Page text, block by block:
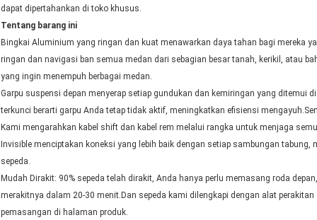
dapat dipertahankan di toko khusus.
Tentang barang ini
Bingkai Aluminium yang ringan dan kuat menawarkan daya tahan bagi mereka
ringan dan navigasi ban semua medan dari sebagian besar tanah, kerikil, atau
yang ingin menempuh berbagai medan.
Garpu suspensi depan menyerap setiap gundukan dan kemiringan yang ditemui
terkunci berarti garpu Anda tetap tidak aktif, meningkatkan efisiensi
Kami mengarahkan kabel shift dan kabel rem melalui rangka untuk menjaga
Invisible menciptakan koneksi yang lebih baik dengan setiap sambungan
sepeda.
Mudah Dirakit: 90% sepeda telah dirakit, Anda hanya perlu memasang roda
merakitnya dalam 20-30 menit.Dan sepeda kami dilengkapi dengan alat
pemasangan di halaman produk.